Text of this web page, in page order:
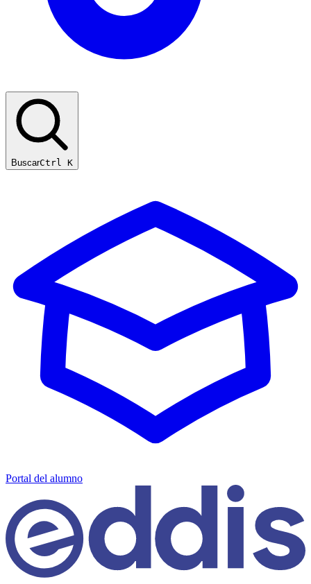
BuscarCtrl K
Portal del alumno